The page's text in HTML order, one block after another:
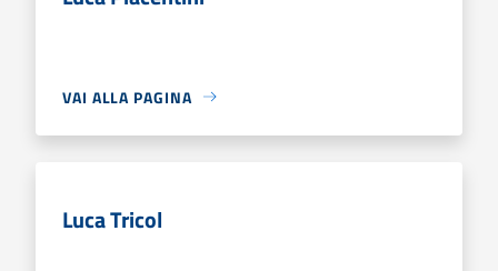
VAI ALLA PAGINA
Luca Tricol